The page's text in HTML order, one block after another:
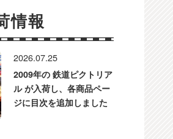
情報
2026.07.25
2009年の 鉄道ピクトリア
ル が入荷し、各商品ペー
ジに目次を追加しました